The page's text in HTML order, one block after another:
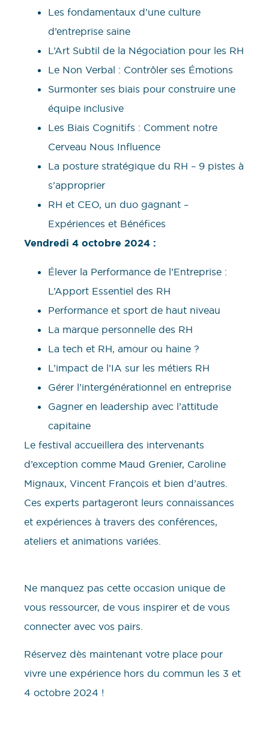
Les fondamentaux d’une culture
d’entreprise saine
L’Art Subtil de la Négociation pour les RH
Le Non Verbal : Contrôler ses Émotions
Surmonter ses biais pour construire une
équipe inclusive
Les Biais Cognitifs : Comment notre
Cerveau Nous Influence
La posture stratégique du RH – 9 pistes à
s’approprier
RH et CEO, un duo gagnant –
Expériences et Bénéfices
Vendredi 4 octobre 2024 :
Élever la Performance de l’Entreprise :
L’Apport Essentiel des RH
Performance et sport de haut niveau
La marque personnelle des RH
La tech et RH, amour ou haine ?
L’impact de l’IA sur les métiers RH
Gérer l’intergénérationnel en entreprise
Gagner en leadership avec l’attitude
capitaine
Le festival accueillera des intervenants
d’exception comme Maud Grenier, Caroline
Mignaux, Vincent François et bien d’autres.
Ces experts partageront leurs connaissances
et expériences à travers des conférences,
ateliers et animations variées.
Ne manquez pas cette occasion unique de
vous ressourcer, de vous inspirer et de vous
connecter avec vos pairs.
Réservez dès maintenant votre place pour
vivre une expérience hors du commun les 3 et
4 octobre 2024 !